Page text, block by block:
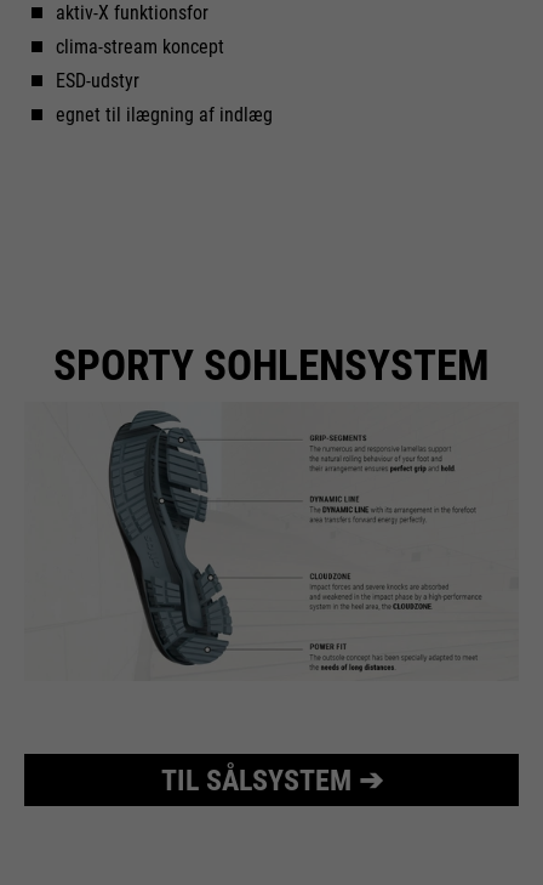
aktiv-X funktionsfor
clima-stream koncept
ESD-udstyr
egnet til ilægning af indlæg
SPORTY SOHLENSYSTEM
TIL SÅLSYSTEM ➔